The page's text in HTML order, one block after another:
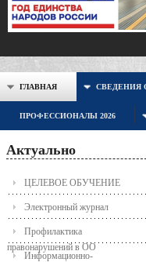
ГЛАВНАЯ СВЕДЕНИЯ
ПРОФЕССИОНАЛЫ 2026
Актуально
ЦЕЛЕВОЕ ОБУЧЕНИЕ
Электронный журнал
Профилактика
правонарушений в ОО
Информационно-